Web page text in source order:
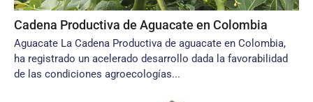
Cadena Productiva de Aguacate en Colombia
Aguacate La Cadena Productiva de aguacate en Colombia,
ha registrado un acelerado desarrollo dada la favorabilidad
de las condiciones agroecologías...